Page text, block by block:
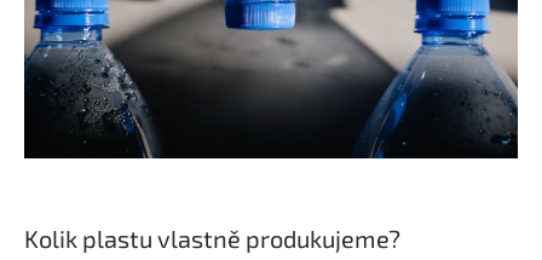
Kolik plastu vlastně produkujeme?